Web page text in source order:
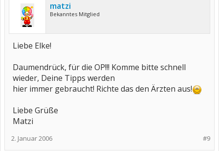
matzi
Bekanntes Mitglied
Liebe Elke!
Daumendrück, für die OP!!! Komme bitte schnell
wieder, Deine Tipps werden
hier immer gebraucht! Richte das den Ärzten aus!
Liebe Grüße
Matzi
#9
2. Januar 2006